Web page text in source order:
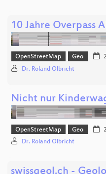
10 Jahre Overpass
OpenStreetMap Geo
Dr. Roland Olbricht
Nicht nur
OpenStreetMap Geo
Dr. Roland Olbricht